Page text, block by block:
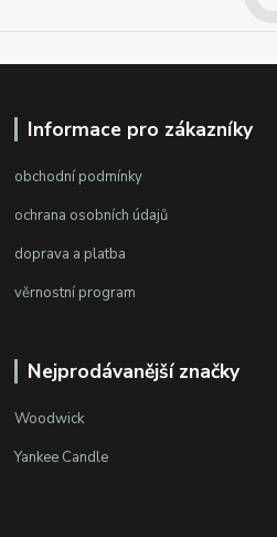
Informace pro zákazníky
obchodní podmínky
ochrana osobních údajů
doprava a platba
věrnostní program
Nejprodávanější značky
Woodwick
Yankee Candle